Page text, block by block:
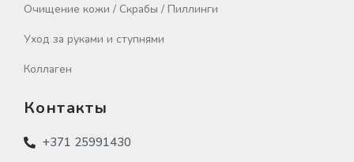
Очищение кожи / Скрабы / Пиллинги
Уход за руками и ступнями
Коллаген
Контакты
+371 25991430